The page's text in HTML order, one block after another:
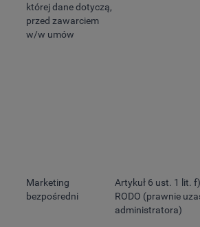
której dane dotyczą,
przed zawarciem
w/w umów
Marketing
bezpośredni
Artykuł 6 ust. 1 lit.
RODO (prawnie
administratora)